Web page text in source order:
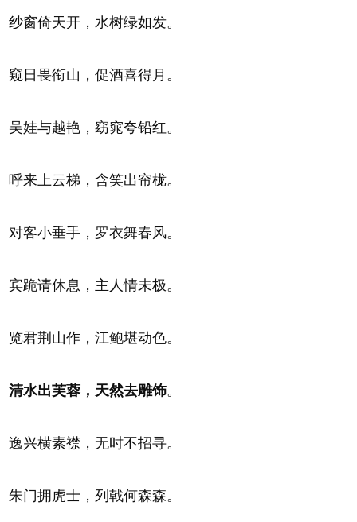
纱窗倚天开，水树绿如发。
窥日畏衔山，促酒喜得月。
吴娃与越艳，窈窕夸铅红。
呼来上云梯，含笑出帘栊。
对客小垂手，罗衣舞春风。
宾跪请休息，主人情未极。
览君荆山作，江鲍堪动色。
清水出芙蓉，天然去雕饰。
逸兴横素襟，无时不招寻。
朱门拥虎士，列戟何森森。